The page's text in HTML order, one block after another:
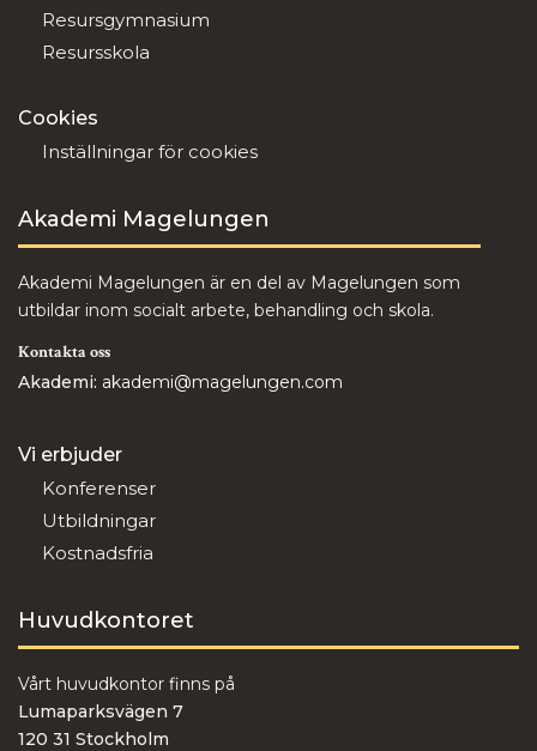
Resursgymnasium
Resursskola
Cookies
Inställningar för cookies
Akademi Magelungen
Akademi Magelungen är en del av Magelungen som
utbildar inom socialt arbete, behandling och skola.
Kontakta oss
Akademi: akademi@magelungen.com
Vi erbjuder
Konferenser
Utbildningar
Kostnadsfria
Huvudkontoret
Vårt huvudkontor finns på
Lumaparksvägen 7
120 31 Stockholm